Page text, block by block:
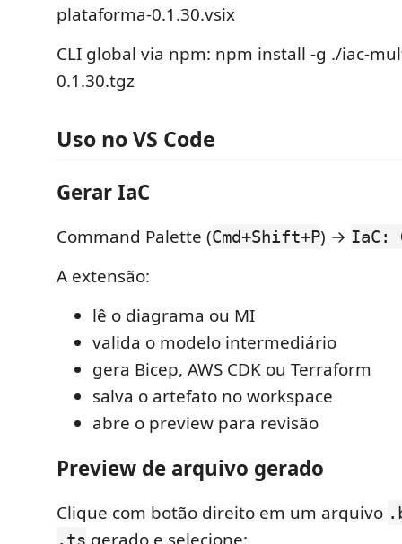
plataforma-0.1.30.vsix
CLI global via npm: npm install -g ./iac-
0.1.30.tgz
Uso no VS Code
Gerar IaC
Command Palette (Cmd+Shift+P) → IaC:
A extensão:
lê o diagrama ou MI
valida o modelo intermediário
gera Bicep, AWS CDK ou Terraform
salva o artefato no workspace
abre o preview para revisão
Preview de arquivo gerado
Clique com botão direito em um arquivo
.ts